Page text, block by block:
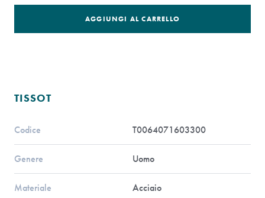
AGGIUNGI AL CARRELLO
TISSOT
Codice T0064071603300
Genere Uomo
Materiale Acciaio